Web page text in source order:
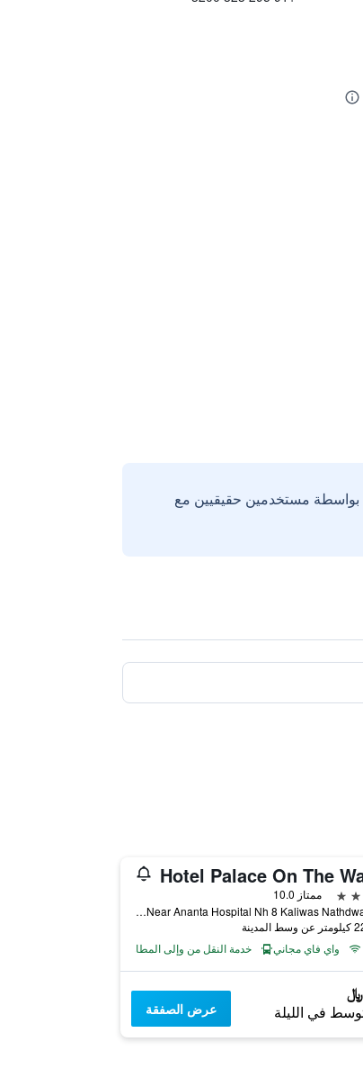
بواسطة مستخدمين حقيقيين مع
Hotel Palace On The
ممتاز 10.0
Near Ananta Hospital Nh 8 Kaliwas Nathdwara, ناثدورا, الهند
المدينة
واي فاي مجاني
خدمة النقل من وإلى المطار
في الليلة عرض الصفقة